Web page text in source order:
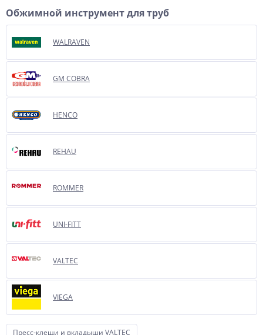
Обжимной инструмент для труб
WALRAVEN
GM COBRA
HENCO
REHAU
ROMMER
UNI-FITT
VALTEC
VIEGA
Пресс-клещи и вкладыши VALTEC